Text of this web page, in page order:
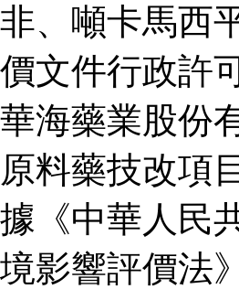
非、噸卡馬西
價文件行政許
華海藥業股份
原料藥技改項
據《中華人民
境影響評價法